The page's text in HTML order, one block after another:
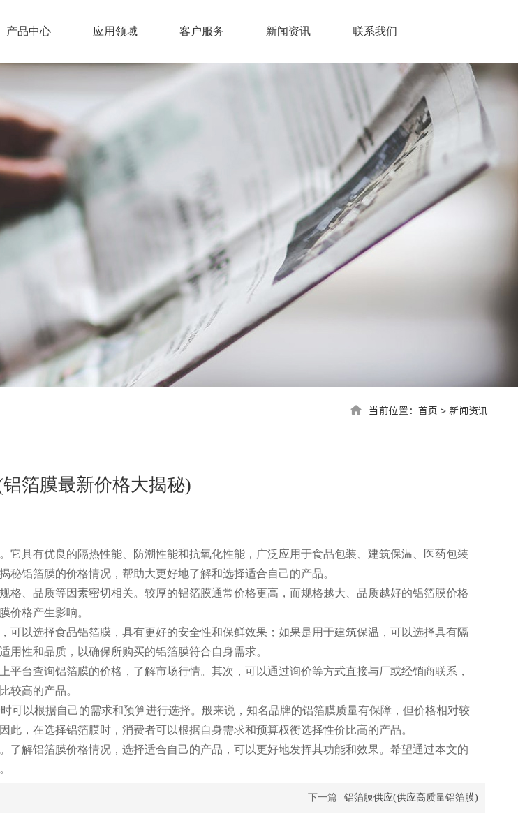
产品中心 应用领域 客户服务 新闻资讯 联系我们
当前位置：首页 > 联系我们
当前位置： 首页 > 新闻资讯
箔膜最新价格大揭秘)
具有优良的隔热性能、防潮性能和抗氧化性能，广泛应用于食品包装、建筑保温、医药包装
铝箔膜的价格情况，帮助大更好地了解和选择适合自己的产品。
、品质等因素密切相关。较厚的铝箔膜通常价格更高，而规格越大、品质越好的铝箔膜价格
价格产生影响。
以选择食品铝箔膜，具有更好的安全性和保鲜效果；如果是用于建筑保温，可以选择具有隔
性和品质，以确保所购买的铝箔膜符合自身需求。
台查询铝箔膜的价格，了解市场行情。其次，可以通过询价等方式直接与厂或经销商联系，
较高的产品。
以根据自己的需求和预算进行选择。般来说，知名品牌的铝箔膜质量有保障，但价格相对较
，在选择铝箔膜时，消费者可以根据自身需求和预算权衡选择性价比高的产品。
解铝箔膜价格情况，选择适合自己的产品，可以更好地发挥其功能和效果。希望通过本文的
下一篇 铝箔膜供应(供应高质量铝箔膜)